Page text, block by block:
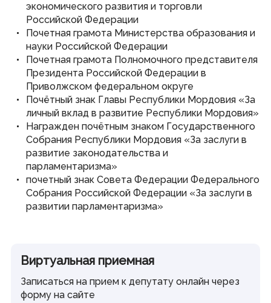
экономического развития и торговли
Российской Федерации
Почетная грамота Министерства образования и
науки Российской Федерации
Почетная грамота Полномочного представителя
Президента Российской Федерации в
Приволжском федеральном округе
Почётный знак Главы Республики Мордовия «За
личный вклад в развитие Республики Мордовия»
Награжден почётным знаком Государственного
Собрания Республики Мордовия «За заслуги в
развитие законодательства и
парламентаризма»
почетный знак Совета Федерации Федерального
Собрания Российской Федерации «За заслуги в
развитии парламентаризма»
Виртуальная приемная
Записаться на прием к депутату онлайн через
форму на сайте